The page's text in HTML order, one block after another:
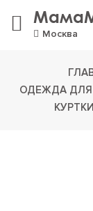
Москва
ОДЕЖДА ДЛЯ
КУРТКИ